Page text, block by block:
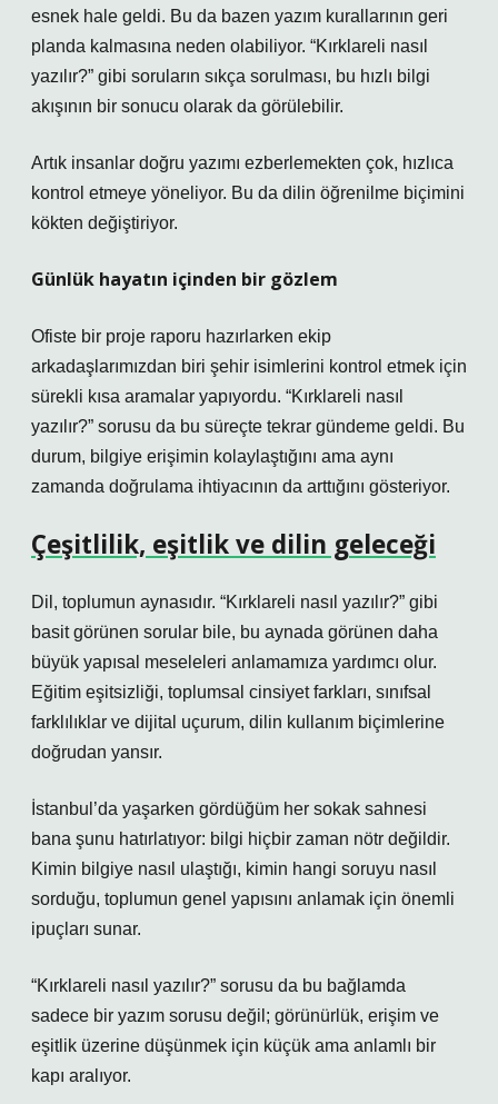
esnek hale geldi. Bu da bazen yazım kurallarının geri
planda kalmasına neden olabiliyor. “Kırklareli nasıl
yazılır?” gibi soruların sıkça sorulması, bu hızlı bilgi
akışının bir sonucu olarak da görülebilir.
Artık insanlar doğru yazımı ezberlemekten çok, hızlıca
kontrol etmeye yöneliyor. Bu da dilin öğrenilme biçimini
kökten değiştiriyor.
Günlük hayatın içinden bir gözlem
Ofiste bir proje raporu hazırlarken ekip
arkadaşlarımızdan biri şehir isimlerini kontrol etmek için
sürekli kısa aramalar yapıyordu. “Kırklareli nasıl
yazılır?” sorusu da bu süreçte tekrar gündeme geldi. Bu
durum, bilgiye erişimin kolaylaştığını ama aynı
zamanda doğrulama ihtiyacının da arttığını gösteriyor.
Çeşitlilik, eşitlik ve dilin geleceği
Dil, toplumun aynasıdır. “Kırklareli nasıl yazılır?” gibi
basit görünen sorular bile, bu aynada görünen daha
büyük yapısal meseleleri anlamamıza yardımcı olur.
Eğitim eşitsizliği, toplumsal cinsiyet farkları, sınıfsal
farklılıklar ve dijital uçurum, dilin kullanım biçimlerine
doğrudan yansır.
İstanbul’da yaşarken gördüğüm her sokak sahnesi
bana şunu hatırlatıyor: bilgi hiçbir zaman nötr değildir.
Kimin bilgiye nasıl ulaştığı, kimin hangi soruyu nasıl
sorduğu, toplumun genel yapısını anlamak için önemli
ipuçları sunar.
“Kırklareli nasıl yazılır?” sorusu da bu bağlamda
sadece bir yazım sorusu değil; görünürlük, erişim ve
eşitlik üzerine düşünmek için küçük ama anlamlı bir
kapı aralıyor.